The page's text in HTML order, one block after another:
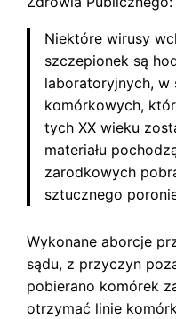
Niektóre wirusy
szczepionek są
laboratoryjnych, w
komórkowych,
tych XX wieku
materiału
zarodkowych
sztucznego
Wykonane aborcje
sądu, z przyczyn
pobierano komórek
otrzymać linie